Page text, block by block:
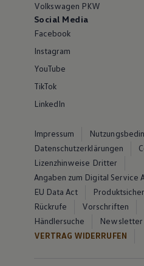
Volkswagen PKW
Social Media
Facebook
Instagram
YouTube
TikTok
LinkedIn
Impressum
Datenschutzerklärungen
Lizenzhinweise Dritter
Angaben zum Digital Service
EU Data Act
Rückrufe
Vorschriften
Händlersuche
Newsletter
VERTRAG WIDERRUFEN